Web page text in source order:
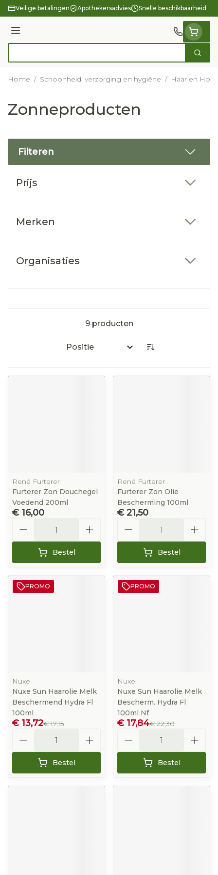
Ga naar de inhoud
Veilige betalingen Apothekersadvies Snelle beschikbaarheid
Menu
Zoek
Home / Schoonheid, verzorging en hygiëne / Haar en
Zonneproducten
Filteren
Prijs
Merken
Organisaties
9producten
Sorteer op:
René Furterer
Furterer Zon Douchegel
Voedend 200ml
€ 16,00
Bestel
René Furterer
Furterer Zon Olie
Bescherming 100ml
€ 21,50
Bestel
PROMO
Nuxe
Nuxe Sun Haarolie Melk
Beschermend Hydra Fl
100ml
€ 17,15
€ 13,72
Bestel
PROMO
Nuxe
Nuxe Sun Haarolie Melk
Bescherm. Hydra Fl
100ml Nf
€ 22,30
€ 17,84
Bestel